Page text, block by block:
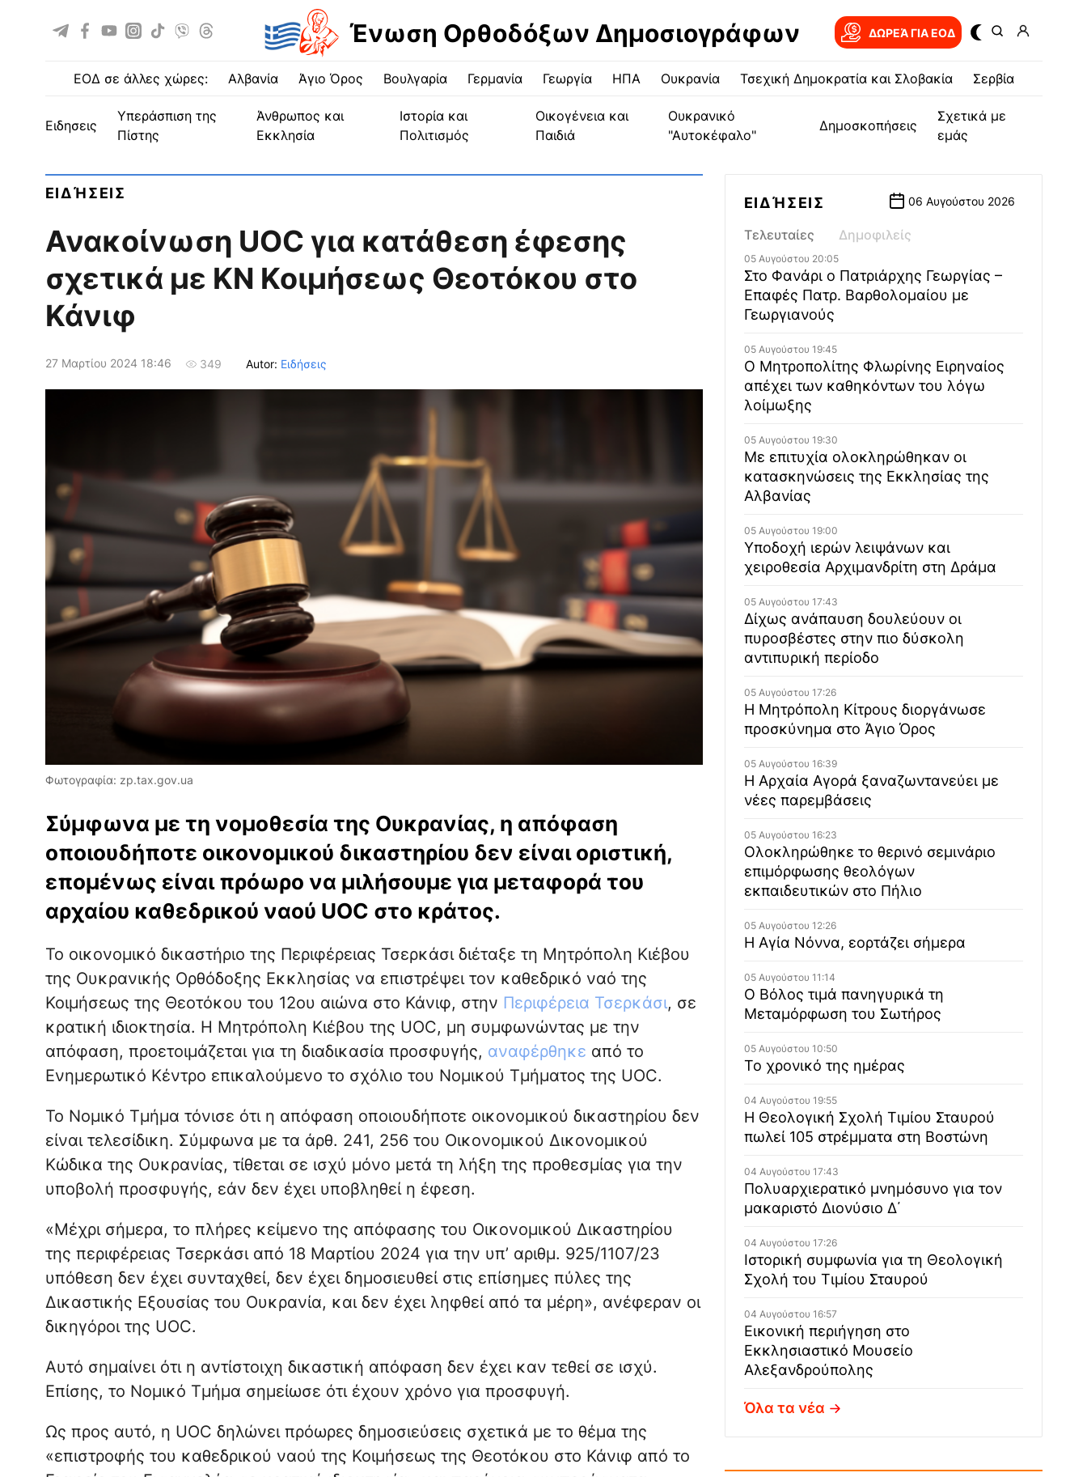
Ένωση Ορθοδόξων Δημοσιογράφων ΔΩΡΕΆ ΓΙΑ EOΔ
ΕΟΔ σε άλλες χώρες: Αλβανία Άγιο Όρος Βουλγαρία Γερμανία Γεωργία ΗΠΑ Ουκρανία Τσεχική Δημοκρατία και Σλοβακία Σερβία
ειδησεις
Υπεράσπιση της
Πίστης
Άνθρωπος και
Εκκλησία
Ιστορία και
Πολιτισμός
Οικογένεια και
Παιδιά
Ουκρανικό
"Αυτοκέφαλο"
Δημοσκοπήσεις
Σχετικά με
εμάς
ΕΙΔΉΣΕΙΣ
Ανακοίνωση UOC για κατάθεση έφεσης
σχετικά με ΚΝ Κοιμήσεως Θεοτόκου στο
Κάνιφ
27 Μαρτίου 2024 18:46 349 Autor: Ειδήσεις
Φωτογραφία: zp.tax.gov.ua
Σύμφωνα με τη νομοθεσία της Ουκρανίας, η απόφαση
οποιουδήποτε οικονομικού δικαστηρίου δεν είναι οριστική,
επομένως είναι πρόωρο να μιλήσουμε για μεταφορά του
αρχαίου καθεδρικού ναού UOC στο κράτος.
Το οικονομικό δικαστήριο της Περιφέρειας Τσερκάσι διέταξε τη Μητρόπολη Κιέβου
της Ουκρανικής Ορθόδοξης Εκκλησίας να επιστρέψει τον καθεδρικό ναό της
Κοιμήσεως της Θεοτόκου του 12ου αιώνα στο Κάνιφ, στην Περιφέρεια Τσερκάσι, σε
κρατική ιδιοκτησία. Η Μητρόπολη Κιέβου της UOC, μη συμφωνώντας με την
απόφαση, προετοιμάζεται για τη διαδικασία προσφυγής, αναφέρθηκε από το
Ενημερωτικό Κέντρο επικαλούμενο το σχόλιο του Νομικού Τμήματος της UOC.
Το Νομικό Τμήμα τόνισε ότι η απόφαση οποιουδήποτε οικονομικού δικαστηρίου δεν
είναι τελεσίδικη. Σύμφωνα με τα άρθ. 241, 256 του Οικονομικού Δικονομικού
Κώδικα της Ουκρανίας, τίθεται σε ισχύ μόνο μετά τη λήξη της προθεσμίας για την
υποβολή προσφυγής, εάν δεν έχει υποβληθεί η έφεση.
«Μέχρι σήμερα, το πλήρες κείμενο της απόφασης του Οικονομικού Δικαστηρίου
της περιφέρειας Τσερκάσι από 18 Μαρτίου 2024 για την υπ’ αριθμ. 925/1107/23
υπόθεση δεν έχει συνταχθεί, δεν έχει δημοσιευθεί στις επίσημες πύλες της
Δικαστικής Εξουσίας του Ουκρανία, και δεν έχει ληφθεί από τα μέρη», ανέφεραν οι
δικηγόροι της UOC.
Αυτό σημαίνει ότι η αντίστοιχη δικαστική απόφαση δεν έχει καν τεθεί σε ισχύ.
Επίσης, το Νομικό Τμήμα σημείωσε ότι έχουν χρόνο για προσφυγή.
Ως προς αυτό, η UOC δηλώνει πρόωρες δημοσιεύσεις σχετικά με το θέμα της
«επιστροφής του καθεδρικού ναού της Κοιμήσεως της Θεοτόκου στο Κάνιφ από το
ΕΙΔΉΣΕΙΣ 06 Αυγούστου 2026
Τελευταίες Δημοφιλείς
05 Αυγούστου 20:05
Στο Φανάρι ο Πατριάρχης Γεωργίας –
Επαφές Πατρ. Βαρθολομαίου με
Γεωργιανούς
05 Αυγούστου 19:45
Ο Μητροπολίτης Φλωρίνης Ειρηναίος
απέχει των καθηκόντων του λόγω
λοίμωξης
05 Αυγούστου 19:30
Με επιτυχία ολοκληρώθηκαν οι
κατασκηνώσεις της Εκκλησίας της
Αλβανίας
05 Αυγούστου 19:00
Υποδοχή ιερών λειψάνων και
χειροθεσία Αρχιμανδρίτη στη Δράμα
05 Αυγούστου 17:43
Δίχως ανάπαυση δουλεύουν οι
πυροσβέστες στην πιο δύσκολη
αντιπυρική περίοδο
05 Αυγούστου 17:26
Η Μητρόπολη Κίτρους διοργάνωσε
προσκύνημα στο Άγιο Όρος
05 Αυγούστου 16:39
Η Αρχαία Αγορά ξαναζωντανεύει με
νέες παρεμβάσεις
05 Αυγούστου 16:23
Ολοκληρώθηκε το θερινό σεμινάριο
επιμόρφωσης θεολόγων
εκπαιδευτικών στο Πήλιο
05 Αυγούστου 12:26
Η Αγία Νόννα, εορτάζει σήμερα
05 Αυγούστου 11:14
Ο Βόλος τιμά πανηγυρικά τη
Μεταμόρφωση του Σωτήρος
05 Αυγούστου 10:50
Το χρονικό της ημέρας
04 Αυγούστου 19:55
Η Θεολογική Σχολή Τιμίου Σταυρού
πωλεί 105 στρέμματα στη Βοστώνη
04 Αυγούστου 17:43
Πολυαρχιερατικό μνημόσυνο για τον
μακαριστό Διονύσιο Δ΄
04 Αυγούστου 17:26
Ιστορική συμφωνία για τη Θεολογική
Σχολή του Τιμίου Σταυρού
04 Αυγούστου 16:57
Εικονική περιήγηση στο
Εκκλησιαστικό Μουσείο
Αλεξανδρούπολης
Όλα τα νέα